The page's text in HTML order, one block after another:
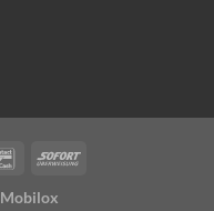
Mobilox